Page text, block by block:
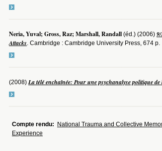
Neria, Yuval; Gross, Raz; Marshall, Randall (éd.) (2006)
Attacks. Cambridge : Cambridge University Press, 674 p.
(2008) La télé enchaînée: Pour une psychanalyse politique de
Compte rendu:
National Trauma and Collective
Experience